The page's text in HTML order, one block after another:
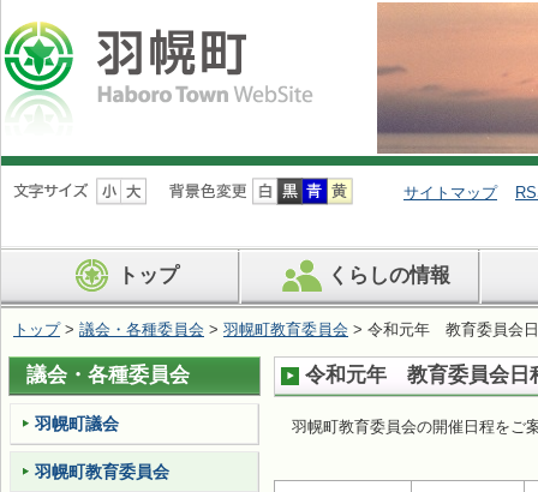
ナ
ビ
ン
を
ば
す
サイトマップ
トップ くらしの情報
トップ> 議会・各種委員会 > 羽幌町教育委員会 > 令和元年 教育委員会
令和元年 教育委員会日
羽幌町教育委員会の開催日程をご
議会・各種委員会
羽幌町議会
羽幌町教育委員会